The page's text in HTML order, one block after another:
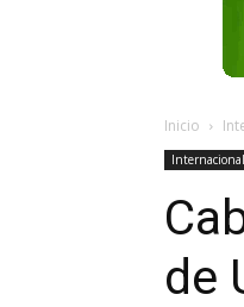
Inicio
Internacional
de